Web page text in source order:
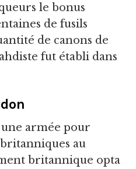
le bonus
de fusils
de canons de
fut établi dans
armée pour
au
britannique opta